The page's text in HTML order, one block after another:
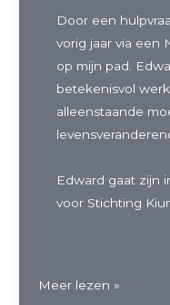
Door een
vorig jaar via een
op mijn pad.
betekenisvol
alleenstaande
Edward gaat zijn
voor Stichting
Ontmoet
Meer lezen »